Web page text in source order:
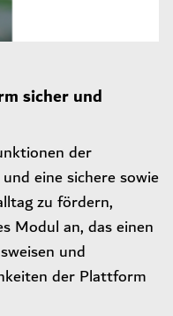
sicher und
der
eine sichere sowie
zu fördern,
Modul an, das einen
und
der Plattform